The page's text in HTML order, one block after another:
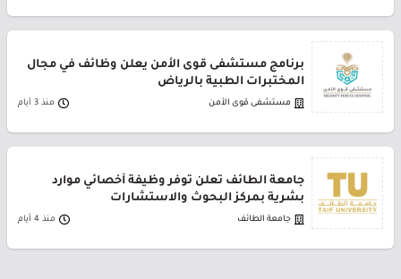
برنامج مستشفى قوى الأمن يعلن وظائف في مجال
المختبرات الطبية بالرياض
مستشفى قوى الأمن منذ 3 أيام
جامعة الطائف تعلن توفر وظيفة أخصائي موارد
بشرية بمركز البحوث والاستشارات
جامعة الطائف منذ 4 أيام